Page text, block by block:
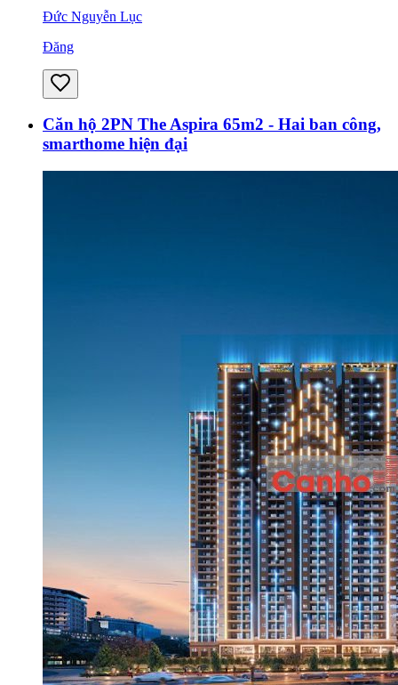
Đức Nguyễn Lục
Đăng
Căn hộ 2PN The Aspira 65m2 - Hai ban công,
smarthome hiện đại